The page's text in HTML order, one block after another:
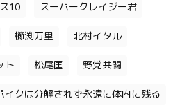
10 スーパークレイジー君
櫛渕万里 北村イタル
ト 松尾匡 野党共闘
イクは分解されず永遠に体内に残る